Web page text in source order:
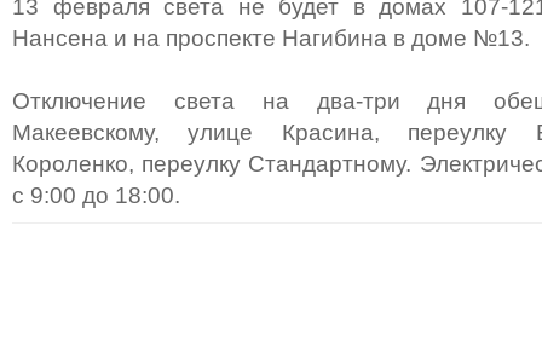
13 февраля света не будет в домах 107-
Нансена и на проспекте Нагибина в доме №13.
Отключение света на два-три дня
Макеевскому, улице Красина, переулку
Короленко, переулку Стандартному.
с 9:00 до 18:00.